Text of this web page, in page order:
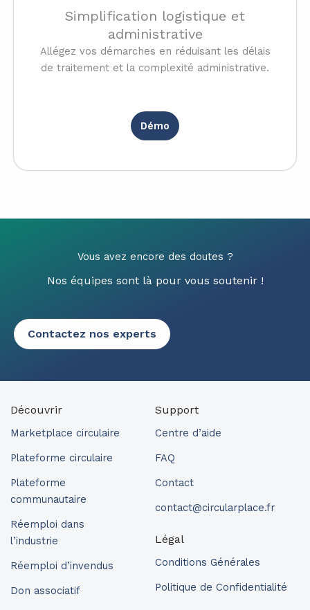
Simplification logistique et
administrative
Allégez vos démarches en réduisant les délais
de traitement et la complexité administrative.
Démo
Vous avez encore des doutes ?
Nos équipes sont là pour vous soutenir !
Contactez nos experts
Découvrir
Marketplace circulaire
Plateforme circulaire
Plateforme
communautaire
Réemploi dans
l’industrie
Réemploi d’invendus
Don associatif
Support
Centre d’aide
FAQ
Contact
contact@circularplace.fr
Légal
Conditions Générales
Politique de Confidentialité